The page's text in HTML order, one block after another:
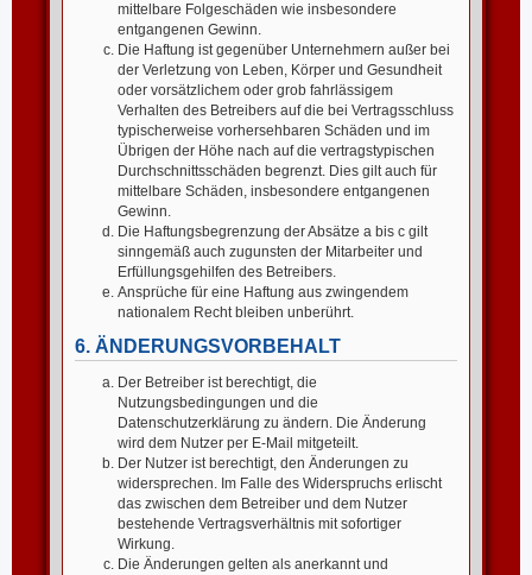
mittelbare Folgeschäden wie insbesondere
entgangenen Gewinn.
Die Haftung ist gegenüber Unternehmern außer bei
der Verletzung von Leben, Körper und Gesundheit
oder vorsätzlichem oder grob fahrlässigem
Verhalten des Betreibers auf die bei Vertragsschluss
typischerweise vorhersehbaren Schäden und im
Übrigen der Höhe nach auf die vertragstypischen
Durchschnittsschäden begrenzt. Dies gilt auch für
mittelbare Schäden, insbesondere entgangenen
Gewinn.
Die Haftungsbegrenzung der Absätze a bis c gilt
sinngemäß auch zugunsten der Mitarbeiter und
Erfüllungsgehilfen des Betreibers.
Ansprüche für eine Haftung aus zwingendem
nationalem Recht bleiben unberührt.
6. ÄNDERUNGSVORBEHALT
Der Betreiber ist berechtigt, die
Nutzungsbedingungen und die
Datenschutzerklärung zu ändern. Die Änderung
wird dem Nutzer per E-Mail mitgeteilt.
Der Nutzer ist berechtigt, den Änderungen zu
widersprechen. Im Falle des Widerspruchs erlischt
das zwischen dem Betreiber und dem Nutzer
bestehende Vertragsverhältnis mit sofortiger
Wirkung.
Die Änderungen gelten als anerkannt und